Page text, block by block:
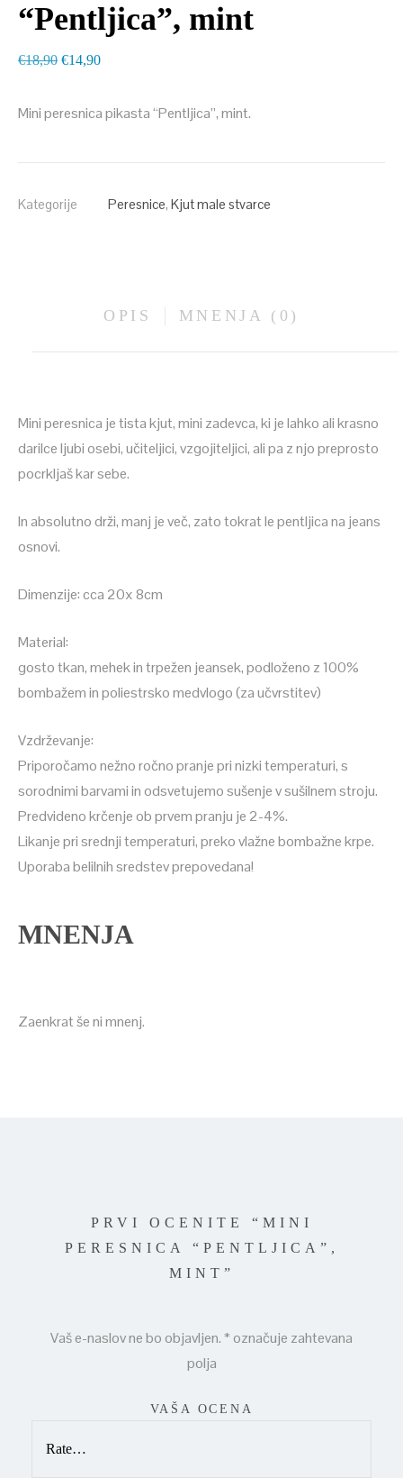
“Pentljica”, mint
€18,90 Izvirna
je
€18,90.
€14,90Trenutna
je:
Mini peresnica pikasta “Pentljica”, mint.
Kategorije Peresnice, Kjut male stvarce
OPIS MNENJA (0)
Mini peresnica je tista kjut, mini zadevca, ki je lahko ali krasno
darilce ljubi osebi, učiteljici, vzgojiteljici, ali pa z njo preprosto
pocrkljaš kar sebe.
In absolutno drži, manj je več, zato tokrat le pentljica na jeans
osnovi.
Dimenzije: cca 20x 8cm
Material:
gosto tkan, mehek in trpežen jeansek, podloženo z 100%
bombažem in poliestrsko medvlogo (za učvrstitev)
Vzdrževanje:
Priporočamo nežno ročno pranje pri nizki temperaturi, s
sorodnimi barvami in odsvetujemo sušenje v sušilnem stroju.
Predvideno krčenje ob prvem pranju je 2-4%.
Likanje pri srednji temperaturi, preko vlažne bombažne krpe.
Uporaba belilnih sredstev prepovedana!
MNENJA
Zaenkrat še ni mnenj.
PRVI OCENITE “MINI
PERESNICA “PENTLJICA”,
MINT”
Vaš e-naslov ne bo objavljen.* označuje zahtevana
polja
VAŠA OCENA